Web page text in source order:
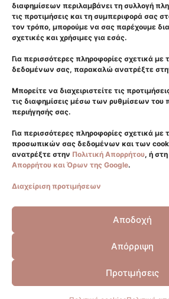
διαφημίσεων περιλαμβάνει τη συλλογή
τις προτιμήσεις και τη συμπεριφορά σας
τον τρόπο, μπορούμε να σας παρέχουμε
σχετικές και χρήσιμες για εσάς.
Για περισσότερες πληροφορίες σχετικά με
δεδομένων σας, παρακαλώ ανατρέξτε
Μπορείτε να διαχειριστείτε τις
τις διαφημίσεις μέσω των ρυθμίσεων του
περιήγησής σας.
Για περισσότερες πληροφορίες σχετικά
προσωπικών σας δεδομένων και των
ανατρέξτε στην Πολιτική Απορρήτου, ή στη
Απορρήτου και Όρων της Google.
Διαχείριση προτιμήσεων
Αποδοχή
Απόρριψη
Προτιμήσεις
Σώμα
Laser
Δερματολογικά
Γλυφάδα
6981176411
Σύνταγμα
Viber